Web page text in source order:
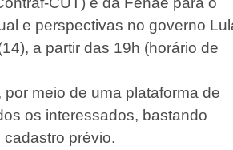
e perspectivas no governo
a partir das 19h (horário de
meio de uma plataforma de
os interessados, bastando
prévio.